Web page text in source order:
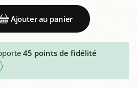
Ajouter au panier
45 points de fidélité